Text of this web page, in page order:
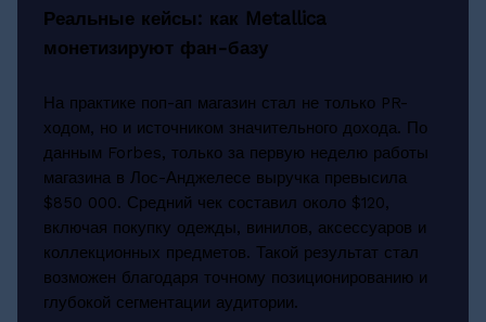
Реальные кейсы: как Metallica
монетизируют фан-базу
На практике поп-ап магазин стал не только PR-
ходом, но и источником значительного дохода. По
данным Forbes, только за первую неделю работы
магазина в Лос-Анджелесе выручка превысила
$850 000. Средний чек составил около $120,
включая покупку одежды, винилов, аксессуаров и
коллекционных предметов. Такой результат стал
возможен благодаря точному позиционированию и
глубокой сегментации аудитории.